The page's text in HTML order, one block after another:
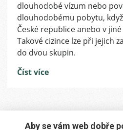
dlouhodobé vízum nebo
dlouhodobému pobytu,
České republice anebo v
Takové cizince lze při jejich
do dvou skupin.
Číst více
Aby se vám web dobře